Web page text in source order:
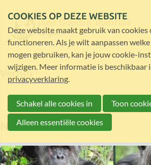
Nieuws
Verfijn
Filter
COOKIES OP DEZE WEBSITE
Deze website maakt gebruik van cookies
functioneren. Als je wilt aanpassen
mogen gebruiken, kan je jouw cookie-
wijzigen. Meer informatie is beschikbaar
privacyverklaring.
Schakel alle cookies in
Toon
Alleen essentiële cookies